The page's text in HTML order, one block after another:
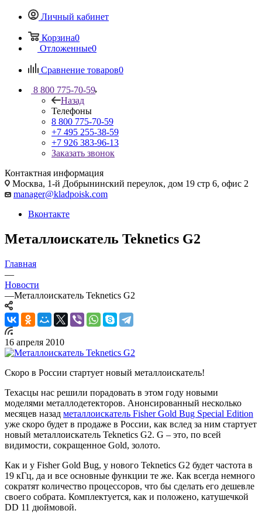
Личный кабинет
Корзина0
Отложенные0
Сравнение товаров0
8 800 775-70-59
Назад
Телефоны
8 800 775-70-59
+7 495 255-38-59
+7 926 383-96-13
Заказать звонок
Контактная информация
Москва, 1-й Добрынинский переулок, дом 19 стр 6, офис 2
manager@kladpoisk.com
Вконтакте
Металлоискатель Teknetics G2
Главная
—
Новости
—Металлоискатель Teknetics G2
16 апреля 2010
Скоро в России стартует новый металлоискатель!
Техасцы нас решили порадовать в этом году новыми
моделями металлодетекторов. Анонсированный несколько
месяцев назад металлоискатель Fisher Gold Bug Special Edition
уже скоро будет в продаже в России, как вслед за ним стартует
новый металлоискатель Teknetics G2. G – это, по всей
видимости, сокращенное Gold, золото.
Как и у Fisher Gold Bug, у нового Teknetics G2 будет частота в
19 кГц, да и все основные функции те же. Как всегда немного
сократят количество процессоров, что бы сделать его дешевле
своего собрата. Комплектуется, как и положено, катушечкой
DD 11 дюймовой.